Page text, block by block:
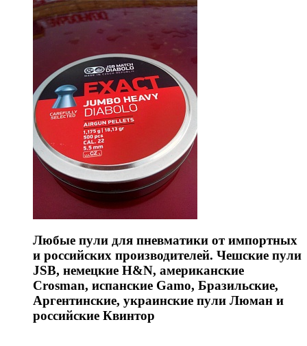
Любые пули для пневматики от импортных
и российских производителей. Чешские пули
JSB, немецкие H&N, американские
Crosman, испанские Gamo, Бразильские,
Аргентинские, украинские пули Люман и
российские Квинтор